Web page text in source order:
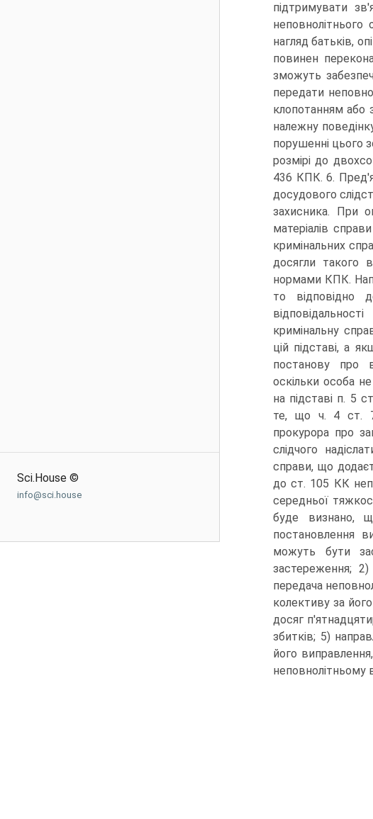
Sci.House ©
info@sci.house
підтримувати
неповнолітнього
нагляд батьків,
повинен
зможуть
передати
клопотанням або
належну
порушенні цього
розмірі до
436 КПК. 6.
досудового
захисника. При
матеріалів
кримінальних
досягли такого
нормами КПК.
то відповідно
кримінальну
цій підставі, а
постанову про
оскільки особа
на підставі п. 5
те, що ч. 4 ст.
прокурора про
слідчого
справи, що
до ст. 105 КК
середньої
буде визнано,
постановлення
можуть бути
застереження;
передача
колективу за
досяг
збитків; 5)
його
неповнолітньому